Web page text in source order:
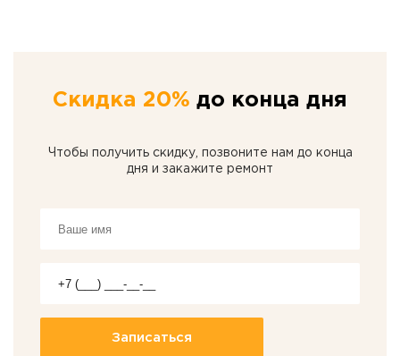
Скидка 20% до конца дня
Чтобы получить скидку, позвоните нам до конца
дня и закажите ремонт